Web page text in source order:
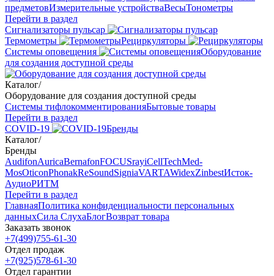
предметовИзмерительные устройстваВесыТонометры
Перейти в раздел
Сигнализаторы пульсар
Термометры
Рециркуляторы
Cистемы оповещения
Оборудование
для создания доступной среды
Каталог/
Оборудование для создания доступной среды
Системы тифлокомментированияБытовые товары
Перейти в раздел
COVID-19
Бренды
Каталог/
Бренды
AudifonAuricaBernafonFOCUSrayiCellTechMed-
MosOticonPhonakReSoundSigniaVARTAWidexZinbestИсток-
АудиоРИТМ
Перейти в раздел
ГлавнаяПолитика конфиденциальности персональных
данныхСила СлухаБлогВозврат товара
Заказать звонок
+7(499)755-61-30
Отдел продаж
+7(925)578-61-30
Отдел гарантии